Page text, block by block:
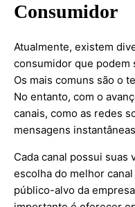
Consumidor
Atualmente, existem
consumidor que podem
Os mais comuns são o
No entanto, com o
canais, como as redes
mensagens
Cada canal possui suas
escolha do melhor
público-alvo da